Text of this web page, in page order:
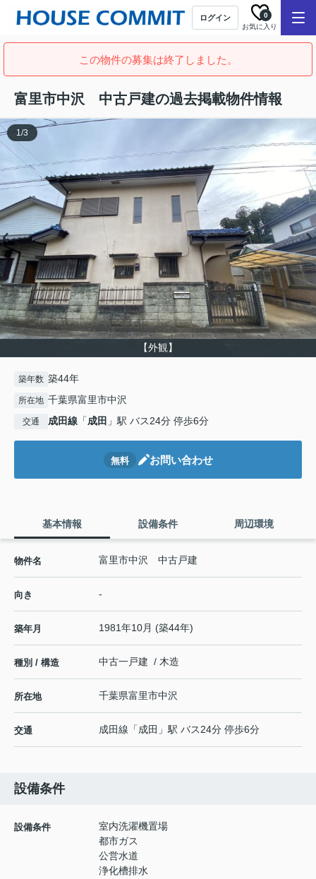
ログイン
お気に入り
0
この物件の募集は終了しました。
富里市中沢 中古戸建の過去掲載物件情報
【外観】
1/3
築年数 築44年
所在地 千葉県富里市中沢
交通 成田線 「成田 」駅 バス24分 停歩6分
無料 お問い合わせ
基本情報 設備条件 周辺環境
物件名 富里市中沢 中古戸建
向き -
築年月 1981年10月 (築44年)
種別 / 構造 中古一戸建 / 木造
所在地 千葉県富里市中沢
交通 成田線 「成田 」駅 バス24分 停歩6分
設備条件
設備条件
室内洗濯機置場
都市ガス
公営水道
浄化槽排水